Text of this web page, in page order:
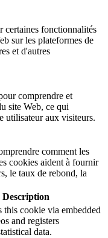
certaines fonctionnalités
sur les plateformes de
et d'autres
comprendre et
site Web, ce qui
utilisateur aux visiteurs.
comment les
cookies aident à fournir
le taux de rebond, la
Description
this cookie via embedded
and registers
data.